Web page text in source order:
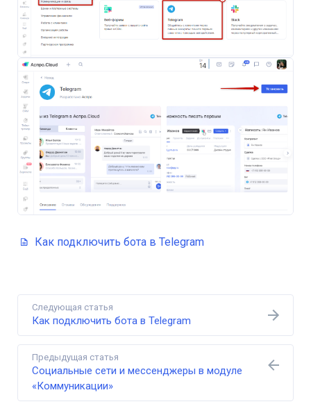
Как подключить бота в Telegram
Предыдущая статья
Социальные сети и мессенджеры в модуле
«Коммуникации»
Следующая статья
Как подключить бота в Telegram